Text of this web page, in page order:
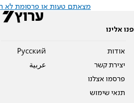
מצאתם טעות או פרסומת לא
פנו אלינו
אודות
יצירת קשר
פרסמו אצלנו
תנאי שימוש
Pусский
عربية